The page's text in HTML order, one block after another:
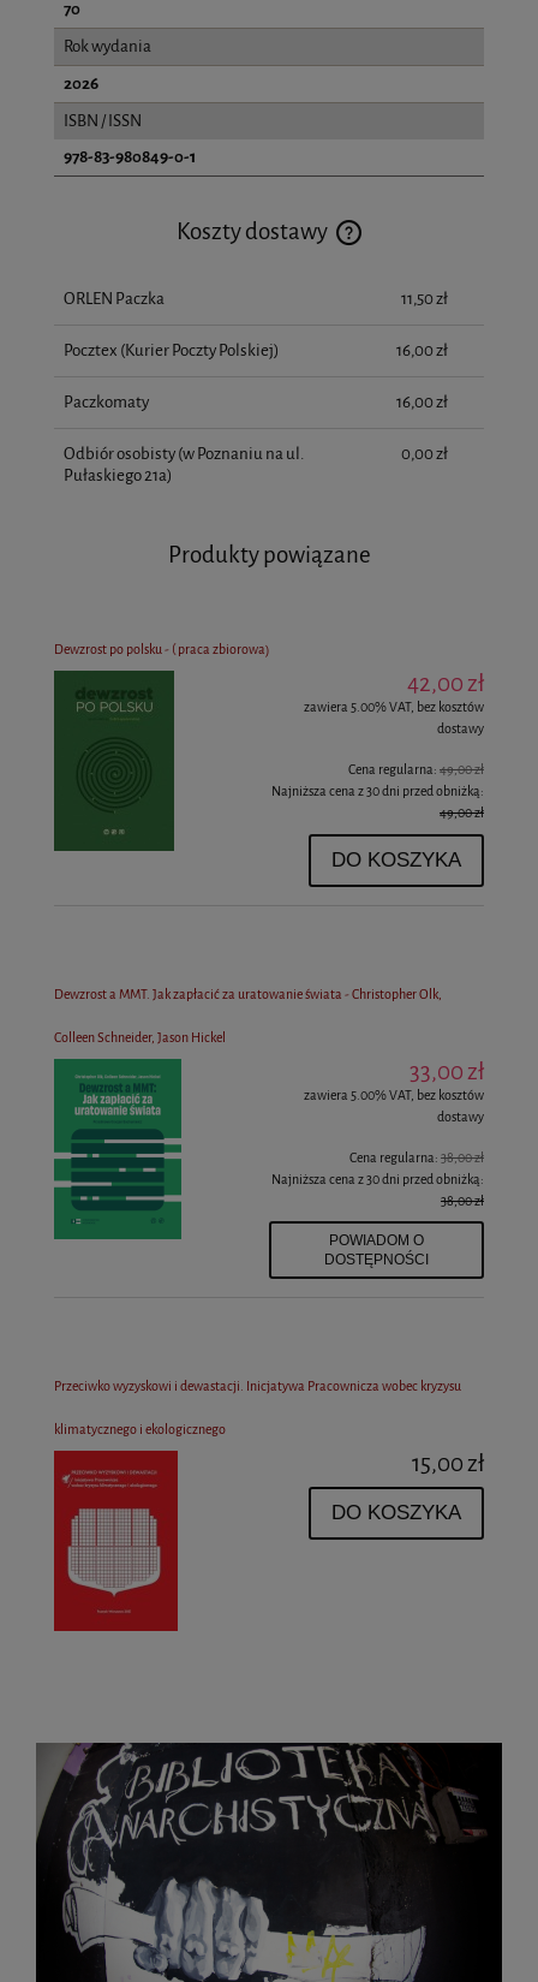
70
Rok wydania
2026
ISBN / ISSN
978-83-980849-0-1
Koszty dostawy
Cena nie zawiera ewentualnych kosztów płatności
ORLEN Paczka 11,50 zł
Pocztex (Kurier Poczty Polskiej) 16,00 zł
Paczkomaty 16,00 zł
Odbiór osobisty(w Poznaniu na ul.
Pułaskiego 21a)
0,00 zł
Produkty powiązane
Dewzrost po polsku - ( praca zbiorowa)
42,00 zł
zawiera 5.00% VAT, bez kosztów
dostawy
Cena regularna: 49,00 zł
Najniższa cena z 30 dni przed obniżką:
49,00 zł
DO KOSZYKA
Dewzrost a MMT. Jak zapłacić za uratowanie świata - Christopher Olk,
Colleen Schneider, Jason Hickel
33,00 zł
zawiera 5.00% VAT, bez kosztów
dostawy
Cena regularna: 38,00 zł
Najniższa cena z 30 dni przed obniżką:
38,00 zł
POWIADOM O
DOSTĘPNOŚCI
Przeciwko wyzyskowi i dewastacji. Inicjatywa Pracownicza wobec kryzysu
klimatycznego i ekologicznego
15,00 zł
DO KOSZYKA